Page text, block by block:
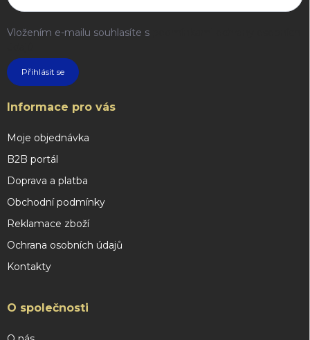
Vložením e-mailu souhlasíte s
Přihlásit se
Informace pro vás
Moje objednávka
B2B portál
Doprava a platba
Obchodní podmínky
Reklamace zboží
Ochrana osobních údajů
Kontakty
O společnosti